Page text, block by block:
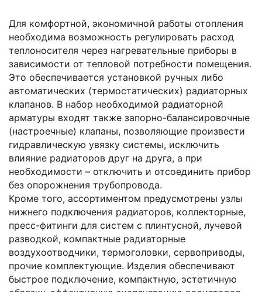
Для комфортной, экономичной работы отопления
необходима возможность регулировать расход
теплоносителя через нагревательные приборы в
зависимости от тепловой потребности помещения.
Это обеспечивается установкой ручных либо
автоматических (термостатических) радиаторных
клапанов. В набор необходимой радиаторной
арматуры входят также запорно-балансировочные
(настроечные) клапаны, позволяющие произвести
гидравлическую увязку системы, исключить
влияние радиаторов друг на друга, а при
необходимости – отключить и отсоединить прибор
без опорожнения трубопровода.
Кроме того, ассортиментом предусмотрены узлы
нижнего подключения радиаторов, коллекторные,
пресс-фитинги для систем с плинтусной, лучевой
разводкой, компактные радиаторные
воздухоотводчики, термоголовки, сервоприводы,
прочие комплектующие. Изделия обеспечивают
быстрое подключение, компактную, эстетичную